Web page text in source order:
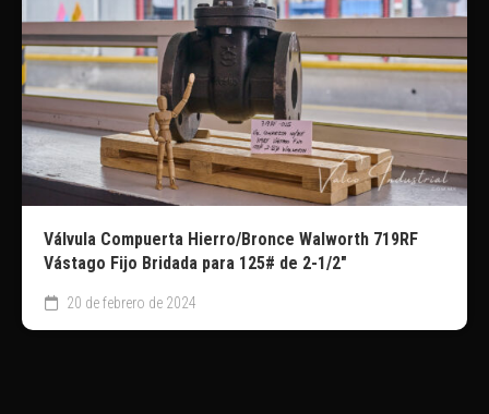
Válvula Compuerta Hierro/Bronce Walworth 719RF
Vástago Fijo Bridada para 125# de 2-1/2″
20 de febrero de 2024